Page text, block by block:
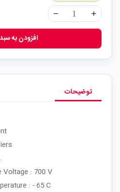
remove add
افزودن به
توضیحات
Voltage : 700 V
: - 65 C